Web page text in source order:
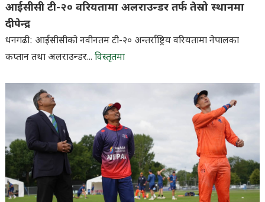
आईसीसी टी-२० वरियतामा अलराउन्डर तर्फ तेस्रो स्थानमा
दीपेन्द्र
धनगढी: आईसीसीको नवीनतम टी-२० अन्तर्राष्ट्रिय वरियतामा नेपालका
कप्तान तथा अलराउन्डर... विस्तृतमा